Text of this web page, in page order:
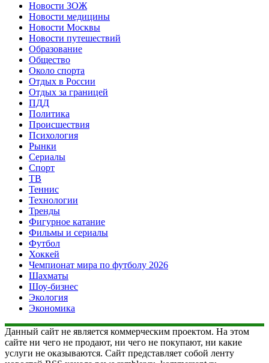
Новости ЗОЖ
Новости медицины
Новости Москвы
Новости путешествий
Образование
Общество
Около спорта
Отдых в России
Отдых за границей
ПДД
Политика
Происшествия
Психология
Рынки
Сериалы
Спорт
ТВ
Теннис
Технологии
Тренды
Фигурное катание
Фильмы и сериалы
Футбол
Хоккей
Чемпионат мира по футболу 2026
Шахматы
Шоу-бизнес
Экология
Экономика
Данный сайт не является коммерческим проектом. На этом
сайте ни чего не продают, ни чего не покупают, ни какие
услуги не оказываются. Сайт представляет собой ленту